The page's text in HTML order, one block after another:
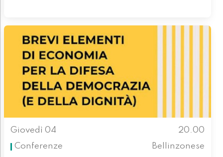
Giovedì 04
20.00
Conferenze
Bellinzonese